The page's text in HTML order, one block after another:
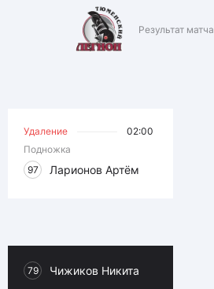
Результат матча
Удаление
02:00
Подножка
97
Ларионов Артём
79 Чижиков Никита